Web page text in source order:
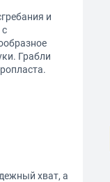
и
Грабли
хват, а